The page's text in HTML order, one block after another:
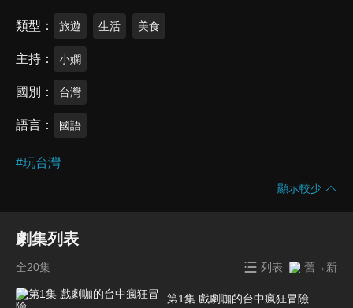
類型 旅遊 生活 美食
主持 小嫻
國別 台灣
語言 國語
#玩台灣
顯示較少
劇集列表
全20集 列表 舊→新
第1集 戲劇咖的台中瘋狂冒險